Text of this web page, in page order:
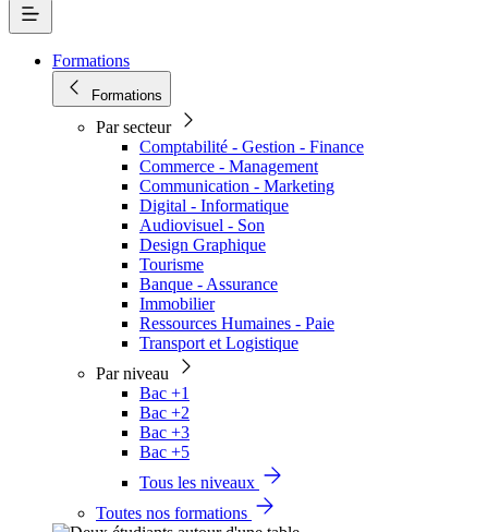
Formations
Formations
Par secteur
Comptabilité - Gestion - Finance
Commerce - Management
Communication - Marketing
Digital - Informatique
Audiovisuel - Son
Design Graphique
Tourisme
Banque - Assurance
Immobilier
Ressources Humaines - Paie
Transport et Logistique
Par niveau
Bac +1
Bac +2
Bac +3
Bac +5
Tous les niveaux
Toutes nos formations